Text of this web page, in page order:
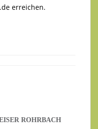
erreichen.
ROHRBACH